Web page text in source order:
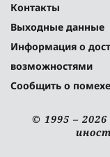
Контакты
Выходные данные
Информация о
возможностями
Сообщить о
© 1995 –